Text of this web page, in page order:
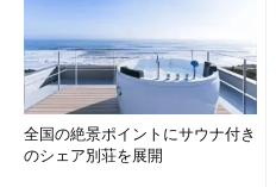
全国の絶景ポイントにサウナ付き
のシェア別荘を展開